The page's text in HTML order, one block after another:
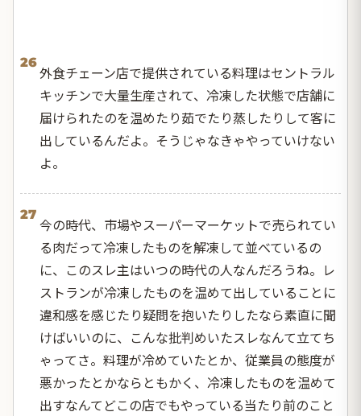
26
外食チェーン店で提供されている料理はセントラル
キッチンで大量生産されて、冷凍した状態で店舗に
届けられたのを温めたり茹でたり蒸したりして客に
出しているんだよ。そうじゃなきゃやっていけない
よ。
27
今の時代、市場やスーパーマーケットで売られてい
る肉だって冷凍したものを解凍して並べているの
に、このスレ主はいつの時代の人なんだろうね。レ
ストランが冷凍したものを温めて出していることに
違和感を感じたり疑問を抱いたりしたなら素直に聞
けばいいのに、こんな批判めいたスレなんて立てち
ゃってさ。料理が冷めていたとか、従業員の態度が
悪かったとかならともかく、冷凍したものを温めて
出すなんてどこの店でもやっている当たり前のこと